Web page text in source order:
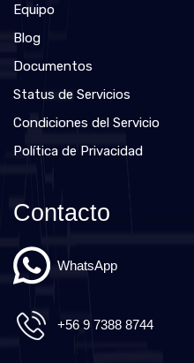
Equipo
Blog
Documentos
Status de Servicios
Condiciones del Servicio
Política de Privacidad
Contacto
WhatsApp
+56 9 7388 8744